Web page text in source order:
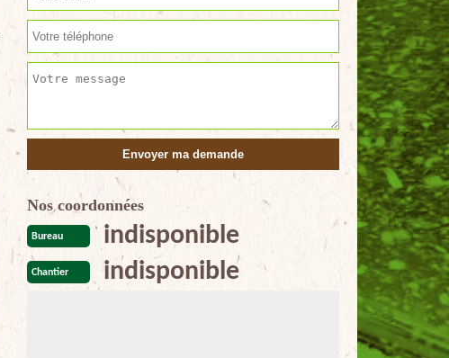
Nos coordonnées
Bureau indisponible
Chantier indisponible